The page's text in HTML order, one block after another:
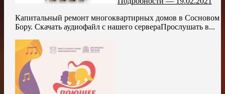
Капитальный ремонт многоквартирных домов в Сосновом
Бору. Скачать аудиофайл с нашего сервераПрослушать в...